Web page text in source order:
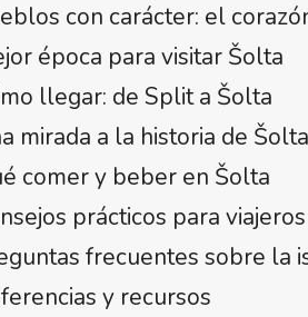
con carácter: el
época para visitar Šolta
llegar: de Split a Šolta
mirada a la historia de Šolta
comer y beber en Šolta
prácticos para
frecuentes sobre la
y recursos